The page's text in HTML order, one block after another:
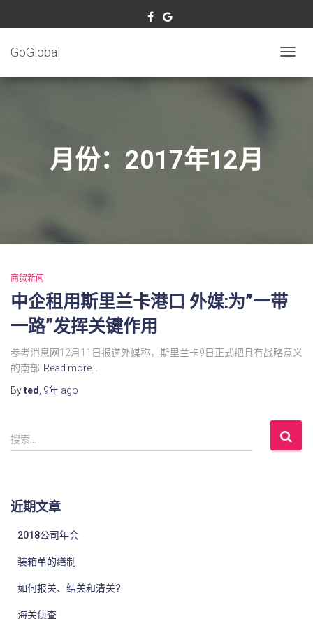
GoGlobal
月份：2017年12月
商贸新闻
中企租用斯里兰卡港口 外媒:为”一带
一路”发挥关键作用
参考消息网12月11日报道外媒称，斯里兰卡9日正式把具有战略意义
的南部 Read more…
Byted 9年 ago
搜
索
搜索…
近期文章
2018公司年会
装箱单的缮制
如何报关、结关和清关?
海关侦查